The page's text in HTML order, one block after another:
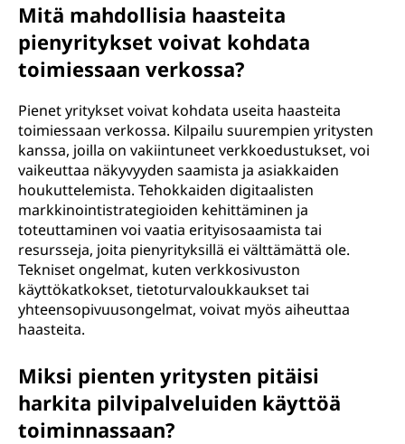
Mitä mahdollisia haasteita
pienyritykset voivat kohdata
toimiessaan verkossa?
Pienet yritykset voivat kohdata useita haasteita
toimiessaan verkossa. Kilpailu suurempien yritysten
kanssa, joilla on vakiintuneet verkkoedustukset, voi
vaikeuttaa näkyvyyden saamista ja asiakkaiden
houkuttelemista. Tehokkaiden digitaalisten
markkinointistrategioiden kehittäminen ja
toteuttaminen voi vaatia erityisosaamista tai
resursseja, joita pienyrityksillä ei välttämättä ole.
Tekniset ongelmat, kuten verkkosivuston
käyttökatkokset, tietoturvaloukkaukset tai
yhteensopivuusongelmat, voivat myös aiheuttaa
haasteita.
Miksi pienten yritysten pitäisi
harkita pilvipalveluiden käyttöä
toiminnassaan?